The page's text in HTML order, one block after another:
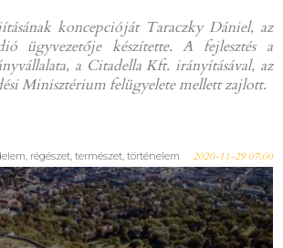
koncepcióját Taraczky Dániel, az
ügyvezetője készítette. A fejlesztés a
a Citadella Kft. irányításával, az
Minisztérium felügyelete mellett zajlott.
régészet, természet, történelem 2020-11-29 07:00